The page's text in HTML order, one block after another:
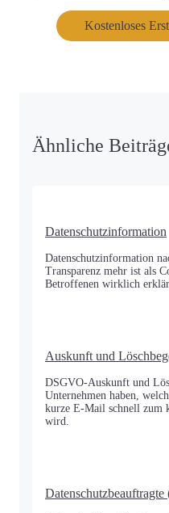
Kostenloses
Ähnliche
Datenschutzinformation
Datenschutzinformation
Transparenz mehr ist als
Betroffenen wirklich
Auskunft und
DSGVO-Auskunft und
Unternehmen haben,
kurze E-Mail schnell zum
wird.